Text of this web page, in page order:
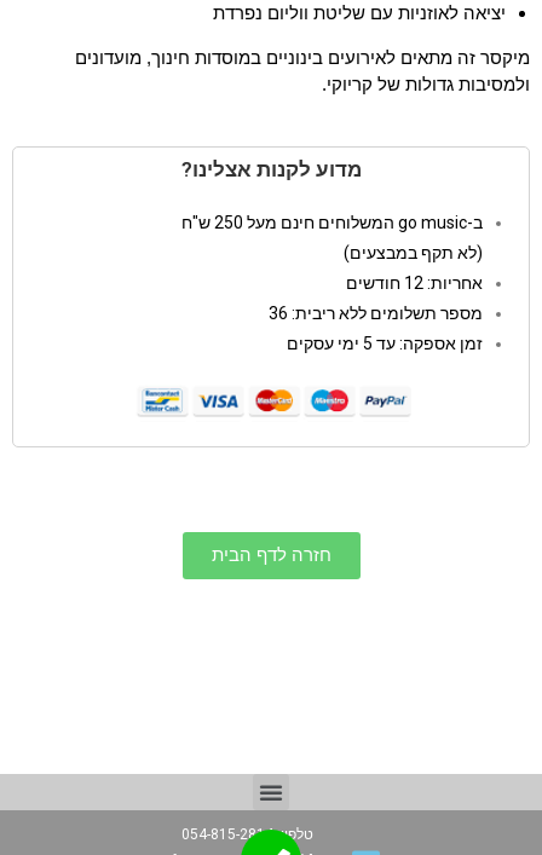
יציאה לאוזניות עם שליטת ווליום נפרדת
מיקסר זה מתאים לאירועים בינוניים במוסדות חינוך, מועדונים
ולמסיבות גדולות של קריוקי.
מדוע לקנות אצלינו?
ב-go music המשלוחים חינם מעל 250 ש"ח
(לא תקף במבצעים)
אחריות: 12 חודשים
מספר תשלומים ללא ריבית: 36
זמן אספקה: עד 5 ימי עסקים
חזרה לדף הבית
טלפון: 054-815-2814